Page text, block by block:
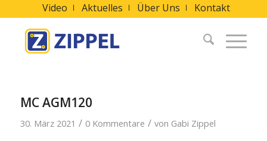
Video Aktuelles Über Uns Kontakt
MC AGM120
30. März 2021 / 0 Kommentare / von Gabi Zippel